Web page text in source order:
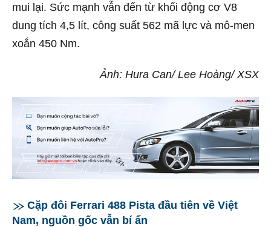
mui lại. Sức mạnh vẫn đến từ khối động cơ V8
dung tích 4,5 lít, công suất 562 mã lực và mô-men
xoắn 450 Nm.
Ảnh: Hura Can/ Lee Hoàng/ XSX
Cặp đôi Ferrari 488 Pista đầu tiên về Việt
Nam, nguồn gốc vẫn bí ẩn